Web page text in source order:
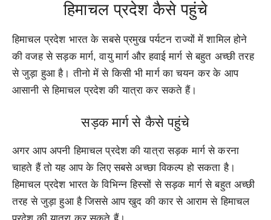
हिमाचल प्रदेश कैसे पहुंचे
हिमाचल प्रदेश भारत के सबसे प्रमुख पर्यटन राज्यों में शामिल होने
की वजह से सड़क मार्ग, वायु मार्ग और हवाई मार्ग से बहुत अच्छी तरह
से जुड़ा हुआ है। तीनो में से किसी भी मार्ग का चयन कर के आप
आसानी से हिमाचल प्रदेश की यात्रा कर सकते हैं।
सड़क मार्ग से कैसे पहुंचे
अगर आप अपनी हिमाचल प्रदेश की यात्रा सड़क मार्ग से करना
चाहते हैं तो यह आप के लिए सबसे अच्छा विकल्प हो सकता है।
हिमाचल प्रदेश भारत के विभिन्न हिस्सों से सड़क मार्ग से बहुत अच्छी
तरह से जुड़ा हुआ है जिससे आप खुद की कार से आराम से हिमाचल